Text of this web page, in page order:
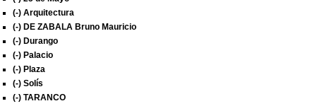
(-) Arquitectura
(-) DE ZABALA Bruno Mauricio
(-) Durango
(-) Palacio
(-) Plaza
(-) Solís
(-) TARANCO